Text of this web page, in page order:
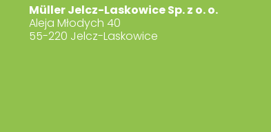
Müller Jelcz-Laskowice Sp. z o. o.
Aleja Młodych 40
55-220 Jelcz-Laskowice